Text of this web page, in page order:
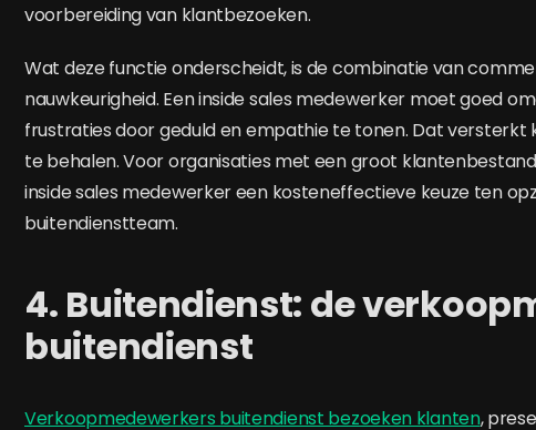
voorbereiding van klantbezoeken.
Wat deze functie onderscheidt, is de combinatie van
nauwkeurigheid. Een inside sales medewerker moet goed
frustraties door geduld en empathie te tonen. Dat
te behalen. Voor organisaties met een groot
inside sales medewerker een kosteneffectieve keuze ten
buitendienstteam.
4. Buitendienst: de
buitendienst
Verkoopmedewerkers buitendienst bezoeken klanten,